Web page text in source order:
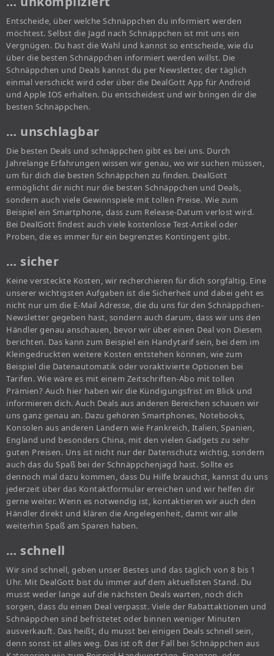
Entscheide, über welche Schnäppchen du informiert werden
möchtest. Selbst die Jagd nach Schnäppchen ist mit uns ein
Vergnügen. Du hast die Wahl und kannst so entscheide, wie du
über die besten Schnäppchen informiert werden willst. Die
Schnäppchen und Deals kannst du per Newsletter, der täglich
einmal verschickt wird oder über die DealGott App für Android
und Apple IOS erhalten. Du entscheidest und wir bringen dir die
besten Schnäppchen.
… unschlagbar
Die besten Deals und schnäppchen gibt es bei uns. Durch
Jahrelange Erfahrungen wissen wir genau, wo wir suchen müssen,
um für dich die besten Schnäppchen zu finden. DealGott
ermöglicht dir nicht nur die besten Schnäppchen und Deals,
sondern auch viele Gewinnspiele mit tollen Preise. Wie zum
Beispiel ein Smartphone, dass zum Release-Datum verlost wird.
Bei DealGott findest auch viele kostenlose Test-Artikel oder
Proben, die es immer für ein begrenztes Kontingent gibt.
… sicher
Keine versteckte Kosten, wir recherchieren für dich sorgfältig. Eine
unserer wichtigsten Aufgaben ist die Sicherheit und dabei geht es
nicht nur um die E-Mail Adresse, die du uns für den Schnäppchen-
Newsletter gegeben hast, sondern auch darum, dass wir uns den
Händler genau anschauen, bevor wir über einen Deal von Diesem
berichten. Das kann zum Beispiel ein Handytarif sein, bei dem im
Kleingedruckten weitere Kosten entstehen können, wie zum
Beispiel die Datenautomatik oder voraktivierte Optionen bei
Tarifen. Wie wäre es mit einem Zeitschriften-Abo mit tollen
Prämien? Auch hier haben wir die Kündigungsfrist im Blick und
informieren dich. Auch Deals aus anderen Bereichen schauen wir
uns ganz genau an. Dazu gehören Smartphones, Notebooks,
Konsolen aus anderen Ländern wie Frankreich, Italien, Spanien,
England und besonders China, mit den vielen Gadgets zu sehr
guten Preisen. Uns ist nicht nur der Datenschutz wichtig, sondern
auch das du Spaß bei der Schnäppchenjagd hast. Sollte es
dennoch mal dazu kommen, dass Du Hilfe brauchst, kannst du uns
jederzeit über das Kontaktformular erreichen und wir helfen dir
gerne weiter. Wenn es notwendig ist, kontaktieren wir auch den
Händler direkt und klären die Angelegenheit, damit wir alle
weiterhin Spaß am Sparen haben.
… schnell
Wir sind schnell, geben unser Bestes und das täglich von 8 bis 1
Uhr. Mit DealGott bist du immer auf dem aktuellsten Stand. Du
musst weder lange auf die nächsten Deals warten, noch dich
sorgen, dass du einen Deal verpasst. Viele der Rabattaktionen und
Schnäppchen sind befristetet oder binnen weniger Minuten
ausverkauft. Das heißt, du musst bei einigen Deals schnell sein,
denn sonst ist alles weg. Das ist oft der Fall bei Schnäppchen aus